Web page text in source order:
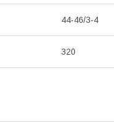
44-46/3-4
320